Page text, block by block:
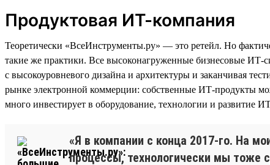
Продуктовая ИТ-компания
Теоретически «ВсеИнструменты.ру» — это ретейл. Но
такие же практики. Все высоконагруженные бизнесовые ИТ-
с высокоуровневого дизайна и архитектуры и заканчивая
рынке электронной коммерции: собственные ИТ-продукты
много инвестирует в оборудование, технологии и развитие
«Я в компании с конца 2017-го. На
процессы, технологически мы тоже